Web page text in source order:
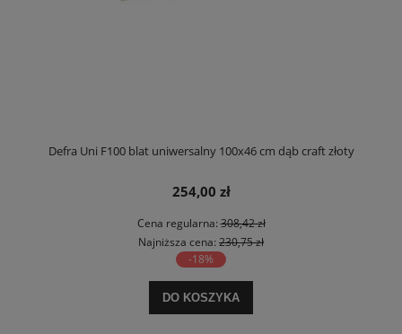
Defra Uni F100 blat uniwersalny 100x46 cm dąb craft złoty
254,00 zł
Cena regularna:308,42 zł
Najniższa cena: 230,75 zł
-18%
DO KOSZYKA